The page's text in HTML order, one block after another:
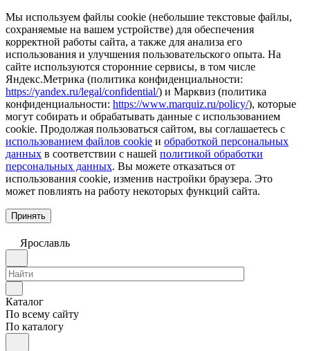
Мы используем файлы cookie (небольшие текстовые файлы,
сохраняемые на вашем устройстве) для обеспечения
корректной работы сайта, а также для анализа его
использования и улучшения пользовательского опыта. На
сайте используются сторонние сервисы, в том числе
Яндекс.Метрика (политика конфиденциальности:
https://yandex.ru/legal/confidential/) и Марквиз (политика
конфиденциальности: https://www.marquiz.ru/policy/), которые
могут собирать и обрабатывать данные с использованием
cookie. Продолжая пользоваться сайтом, вы соглашаетесь с
использованием файлов cookie и обработкой персональных
данных в соответствии с нашей политикой обработки
персональных данных. Вы можете отказаться от
использования cookie, изменив настройки браузера. Это
может повлиять на работу некоторых функций сайта.
Принять
Ярославль
Каталог
По всему сайту
По каталогу